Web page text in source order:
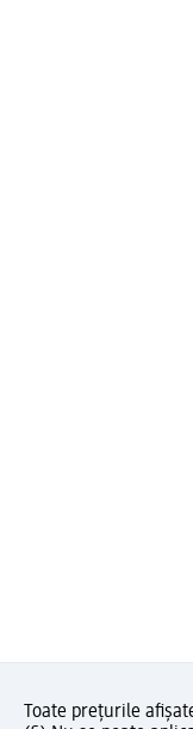
Toate prețurile